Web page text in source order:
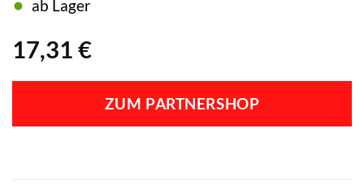
17,31 €
ab Lager
ZUM PARTNERSHOP